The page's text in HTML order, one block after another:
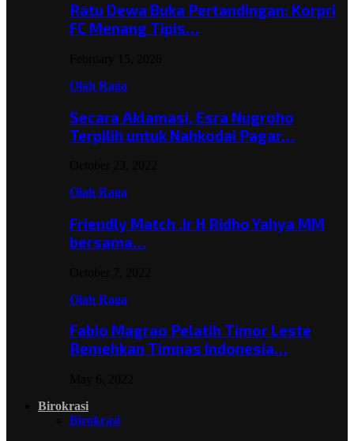
Ratu Dewa Buka Pertandingan: Korpri
FC Menang Tipis…
Olah Raga
Secara Aklamasi, Esra Nugroho
Terpilih untuk Nahkodai Pagar…
Olah Raga
Friendly Match ,Ir H Ridho Yahya MM
bersama…
Olah Raga
Fabio Magrao Pelatih Timor Leste
Remehkan Timnas Indonesia…
Birokrasi
Birokrasi